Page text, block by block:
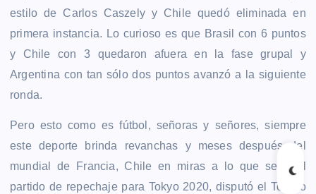
estilo de Carlos Caszely y Chile quedó eliminada en
primera instancia. Lo curioso es que Brasil con 6 puntos
y Chile con 3 quedaron afuera en la fase grupal y
Argentina con tan sólo dos puntos avanzó a la siguiente
ronda.
Pero esto como es fútbol, señoras y señores, siempre
este deporte brinda revanchas y meses después del
mundial de Francia, Chile en miras a lo que sería el
partido de repechaje para Tokyo 2020, disputó el Torneo